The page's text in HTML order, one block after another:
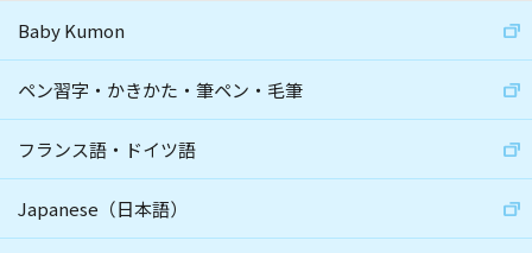
Baby Kumon
ペン習字・かきかた・筆ペン・毛筆
フランス語・ドイツ語
Japanese（日本語）